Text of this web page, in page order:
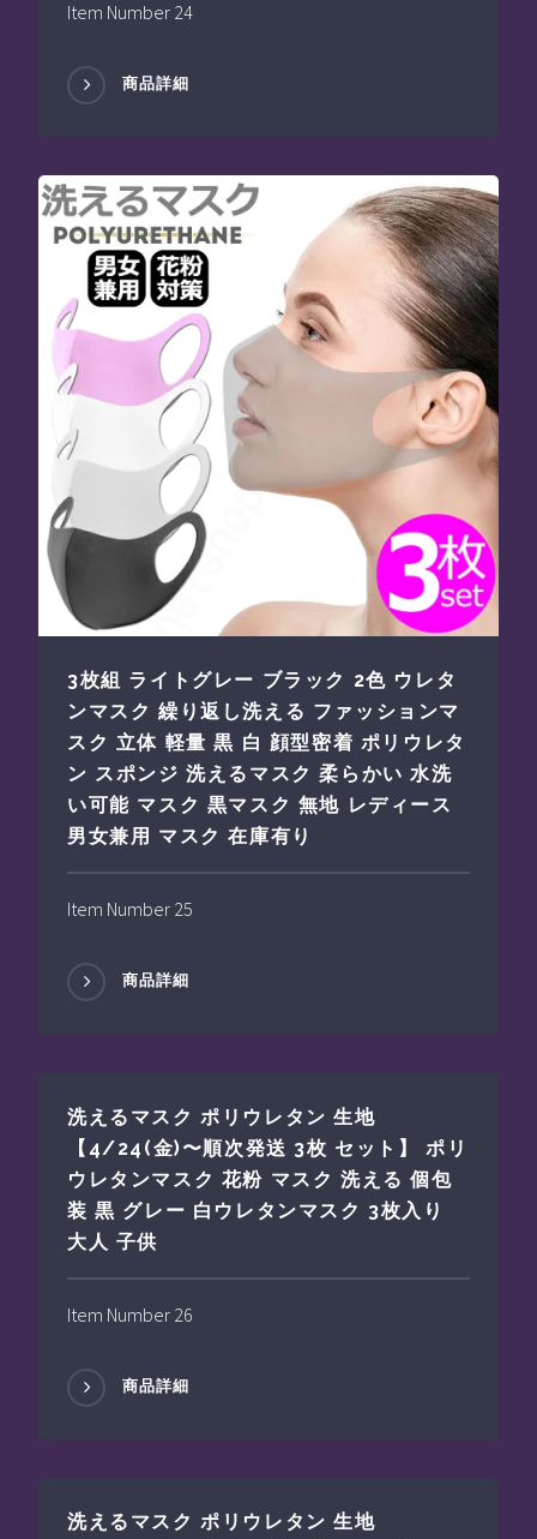
Item Number 24
商品詳細
3枚組 ライトグレー ブラック 2色 ウレタ
ンマスク 繰り返し洗える ファッションマ
スク 立体 軽量 黒 白 顔型密着 ポリウレタ
ン スポンジ 洗えるマスク 柔らかい 水洗
い可能 マスク 黒マスク 無地 レディース
男女兼用 マスク 在庫有り
Item Number 25
商品詳細
洗えるマスク ポリウレタン 生地
【4/24(金)〜順次発送 3枚 セット】 ポリ
ウレタンマスク 花粉 マスク 洗える 個包
装 黒 グレー 白ウレタンマスク 3枚入り
大人 子供
Item Number 26
商品詳細
洗えるマスク ポリウレタン 生地